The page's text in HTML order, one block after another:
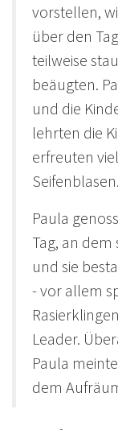
vorstellen,
über den
teilweise
beäugten.
und die
lehrten die
erfreuten
Seifenblasen.
Paula
Tag, an
und sie
- vor allem
Leader.
Paula
dem